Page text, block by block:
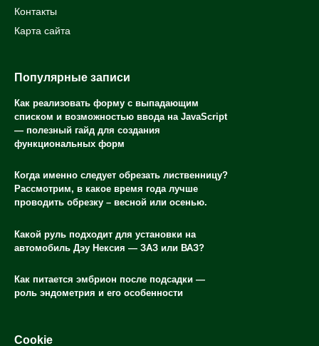
Контакты
Карта сайта
Популярные записи
Как реализовать форму с выпадающим
списком и возможностью ввода на JavaScript
— полезный гайд для создания
функциональных форм
Когда именно следует обрезать лиственницу?
Рассмотрим, в какое время года лучше
проводить обрезку – весной или осенью.
Какой руль подходит для установки на
автомобиль Дэу Нексия — ЗАЗ или ВАЗ?
Как питается эмбрион после подсадки —
роль эндометрия и его особенности
Cookie